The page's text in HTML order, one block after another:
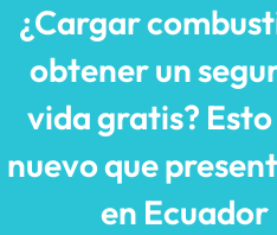
¿Cargar
obtener un
vida gratis? Esto
nuevo que
en Ecuador